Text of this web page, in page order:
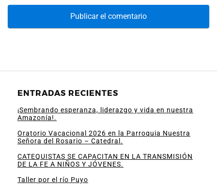
ENTRADAS RECIENTES
¡Sembrando esperanza, liderazgo y vida en nuestra
Amazonía!.
Oratorio Vacacional 2026 en la Parroquia Nuestra
Señora del Rosario – Catedral.
CATEQUISTAS SE CAPACITAN EN LA TRANSMISIÓN
DE LA FE A NIÑOS Y JÓVENES.
Taller por el río Puyo